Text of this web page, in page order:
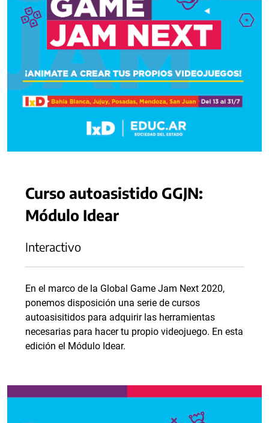
Curso autoasistido GGJN:
Módulo Idear
Interactivo
En el marco de la Global Game Jam Next 2020,
ponemos disposición una serie de cursos
autoasisitidos para adquirir las herramientas
necesarias para hacer tu propio videojuego. En esta
edición el Módulo Idear.